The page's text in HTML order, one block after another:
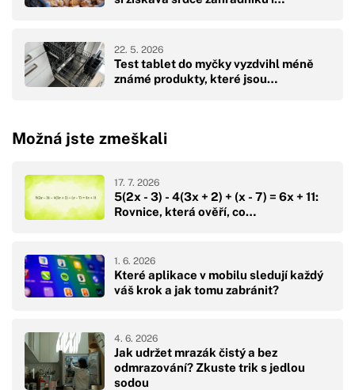
Test tablet do myčky vyzdvihl méně
známé produkty, které jsou…
22. 5. 2026
Možná jste zmeškali
5(2x - 3) - 4(3x + 2) + (x - 7) = 6x + 11:
Rovnice, která ověří, co…
17. 7. 2026
Které aplikace v mobilu sledují každý
váš krok a jak tomu zabránit?
1. 6. 2026
Jak udržet mrazák čistý a bez
odmrazování? Zkuste trik s jedlou
sodou
4. 6. 2026